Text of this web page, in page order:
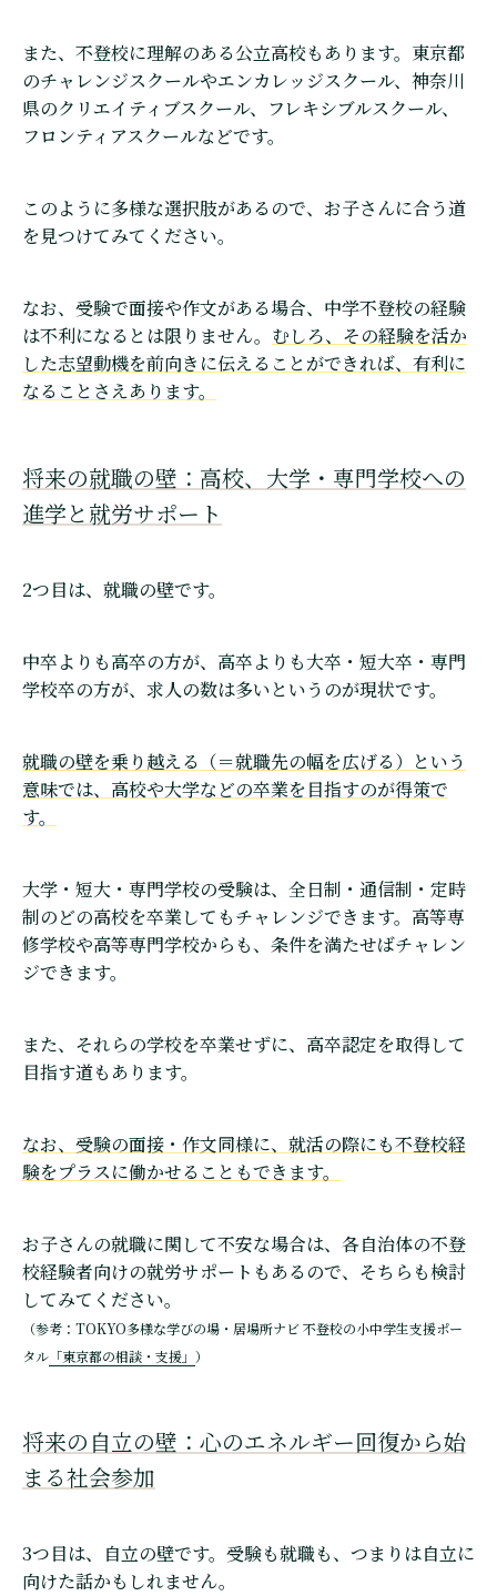
また、不登校に理解のある公立高校もあります。東京都
のチャレンジスクールやエンカレッジスクール、神奈川
県のクリエイティブスクール、フレキシブルスクール、
フロンティアスクールなどです。
このように多様な選択肢があるので、お子さんに合う道
を見つけてみてください。
なお、受験で面接や作文がある場合、中学不登校の経験
は不利になるとは限りません。 むしろ、その経験を活か
した志望動機を前向きに伝えることができれば、有利に
なることさえあります。
将来の就職の壁：高校、大学・専門学校への
進学と就労サポート
2つ目は、就職の壁です。
中卒よりも高卒の方が、高卒よりも大卒・短大卒・専門
学校卒の方が、求人の数は多いというのが現状です。
就職の壁を乗り越える（＝就職先の幅を広げる）という
意味では、高校や大学などの卒業を目指すのが得策で
す。
大学・短大・専門学校の受験は、全日制・通信制・定時
制のどの高校を卒業してもチャレンジできます。高等専
修学校や高等専門学校からも、条件を満たせばチャレン
ジできます。
また、それらの学校を卒業せずに、高卒認定を取得して
目指す道もあります。
なお、受験の面接・作文同様に、就活の際にも不登校経
験をプラスに働かせることもできます。
お子さんの就職に関して不安な場合は、各自治体の不登
校経験者向けの就労サポートもあるので、そちらも検討
してみてください。
（参考：TOKYO多様な学びの場・居場所ナビ 不登校の小中学生支援ポー
タル 「東京都の相談・支援」 ）
将来の自立の壁：心のエネルギー回復から始
まる社会参加
3つ目は、自立の壁です。受験も就職も、つまりは自立に
向けた話かもしれません。